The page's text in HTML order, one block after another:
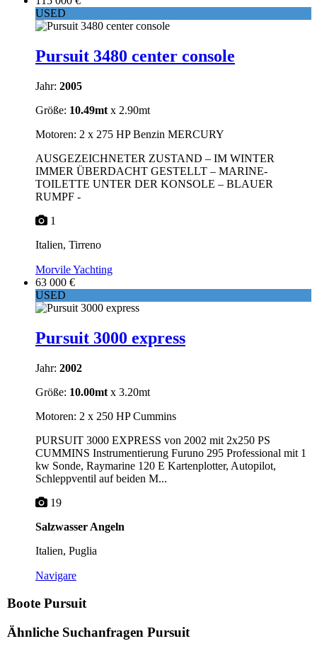
USED
Pursuit 3480 center console
Jahr: 2005
Größe: 10.49mt x 2.90mt
Motoren: 2 x 275 HP Benzin MERCURY
AUSGEZEICHNETER ZUSTAND – IM WINTER
IMMER ÜBERDACHT GESTELLT – MARINE-
TOILETTE UNTER DER KONSOLE – BLAUER
RUMPF -
1
Italien, Tirreno
Morvile Yachting
63 000 €
USED
Pursuit 3000 express
Jahr: 2002
Größe: 10.00mt x 3.20mt
Motoren: 2 x 250 HP Cummins
PURSUIT 3000 EXPRESS von 2002 mit 2x250 PS
CUMMINS Instrumentierung Furuno 295 Professional mit 1
kw Sonde, Raymarine 120 E Kartenplotter, Autopilot,
Schleppventil auf beiden M...
19
Salzwasser Angeln
Italien, Puglia
Navigare
Boote Pursuit
Ähnliche Suchanfragen Pursuit